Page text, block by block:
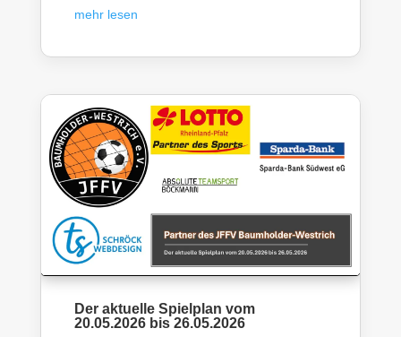
mehr lesen
Der aktuelle Spielplan vom
20.05.2026 bis 26.05.2026